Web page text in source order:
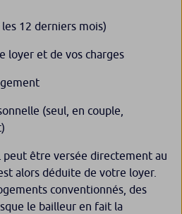
12 derniers mois)
loyer et de vos charges
(seul, en couple,
peut être versée directement au
alors déduite de votre loyer.
conventionnés, des
le bailleur en fait la